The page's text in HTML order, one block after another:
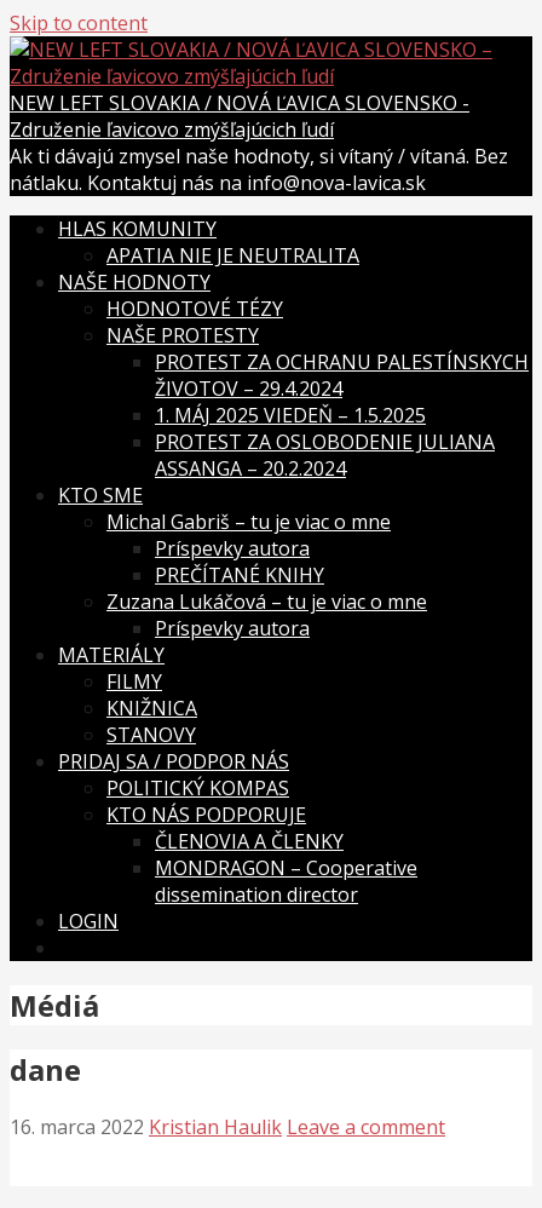
Skip to content
NEW LEFT SLOVAKIA / NOVÁ ĽAVICA SLOVENSKO -
Združenie ľavicovo zmýšľajúcich ľudí
Ak ti dávajú zmysel naše hodnoty, si vítaný / vítaná. Bez
nátlaku. Kontaktuj nás na info@nova-lavica.sk
HLAS KOMUNITY
APATIA NIE JE NEUTRALITA
NAŠE HODNOTY
HODNOTOVÉ TÉZY
NAŠE PROTESTY
PROTEST ZA OCHRANU PALESTÍNSKYCH
ŽIVOTOV – 29.4.2024
1. MÁJ 2025 VIEDEŇ – 1.5.2025
PROTEST ZA OSLOBODENIE JULIANA
ASSANGA – 20.2.2024
KTO SME
Michal Gabriš – tu je viac o mne
Príspevky autora
PREČÍTANÉ KNIHY
Zuzana Lukáčová – tu je viac o mne
Príspevky autora
MATERIÁLY
FILMY
KNIŽNICA
STANOVY
PRIDAJ SA / PODPOR NÁS
POLITICKÝ KOMPAS
KTO NÁS PODPORUJE
ČLENOVIA A ČLENKY
MONDRAGON – Cooperative
dissemination director
LOGIN
Médiá
dane
16. marca 2022 Kristian Haulik Leave a comment